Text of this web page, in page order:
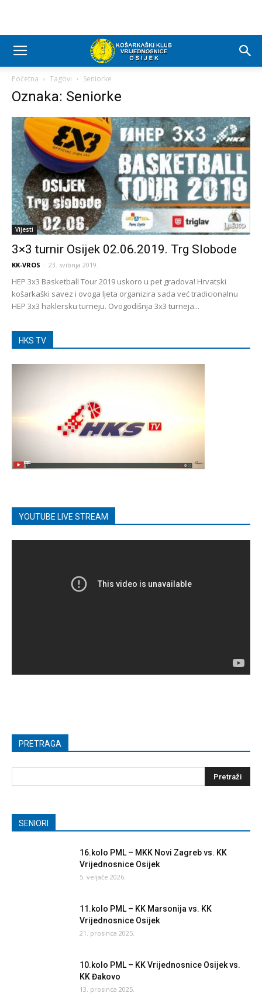
Početna Tagovi Seniorke
Oznaka: Seniorke
Vijesti
3×3 turnir Osijek 02.06.2019. Trg Slobode
KK-VROS - 23. svibnja 2019.
HEP 3x3 Basketball Tour 2019 uskoro u pet gradova! Hrvatski
košarkaški savez i ovoga ljeta organizira sada već tradicionalnu
HEP 3x3 haklersku turneju. Ovogodišnja 3x3 turneja...
HKS TV
YOUTUBE LIVE STREAM
PRETRAGA
SENIORI
16.kolo PML – MKK Novi Zagreb vs. KK
Vrijednosnice Osijek
5. veljače 2026.
11.kolo PML – KK Marsonija vs. KK
Vrijednosnice Osijek
21. prosinca 2025.
10.kolo PML – KK Vrijednosnice Osijek vs.
KK Đakovo
13. prosinca 2025.